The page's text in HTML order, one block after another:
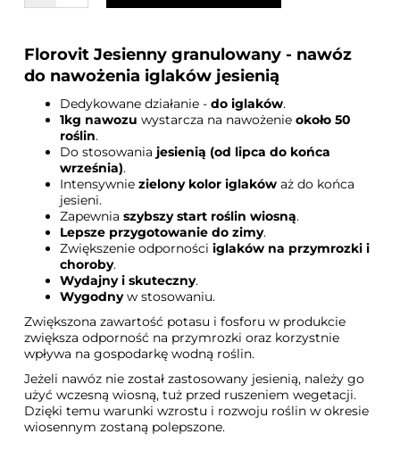
Florovit Jesienny granulowany - nawóz
do nawożenia iglaków jesienią
Dedykowane działanie -do iglaków.
1kg nawozu wystarcza na nawożenieokoło 50
roślin.
Do stosowania jesienią (od lipca do końca
września).
Intensywniezielony kolor iglaków aż do końca
jesieni.
Zapewniaszybszy start roślin wiosną.
Lepsze przygotowanie do zimy.
Zwiększenie odpornościiglaków na przymrozki i
choroby.
Wydajny i skuteczny.
Wygodnyw stosowaniu.
Zwiększona zawartość potasu i fosforu w produkcie
zwiększa odporność na przymrozki oraz korzystnie
wpływa na gospodarkę wodną roślin.
Jeżeli nawóz nie został zastosowany jesienią, należy go
użyć wczesną wiosną, tuż przed ruszeniem wegetacji.
Dzięki temu warunki wzrostu i rozwoju roślin w okresie
wiosennym zostaną polepszone.